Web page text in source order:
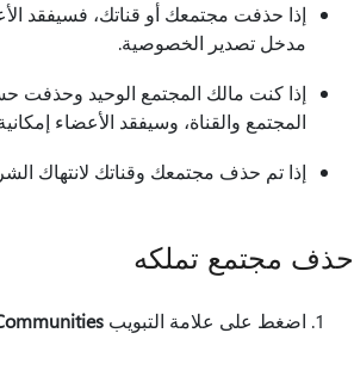
إذا حذفت مجتمعك أو قناتك، فسيفقد
مدخل تصدير الخصوصية.
المجتمع والقناة، وسيفقد الأعضاء
إذا تم حذف مجتمعك وقناتك لانتهاك
حذف مجتمع تملكه
اضغط على علامة التبويب